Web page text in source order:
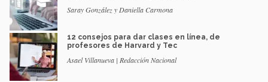
Saray González y Daniella Carmona
12 consejos para dar clases en línea, de
profesores de Harvard y Tec
Asael Villanueva | Redacción Nacional